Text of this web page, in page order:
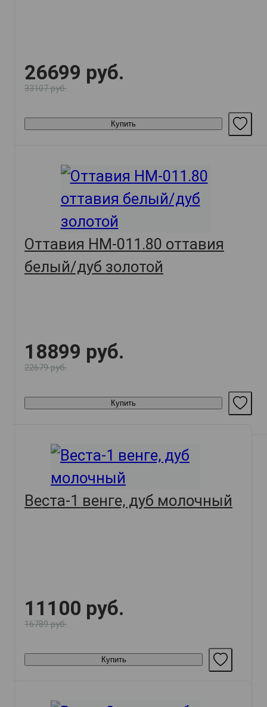
26699 руб.
33107 руб.
Купить
Оттавия НМ-011.80 оттавия
белый/дуб золотой
18899 руб.
22679 руб.
Купить
Веста-1 венге, дуб молочный
11100 руб.
16789 руб.
Купить